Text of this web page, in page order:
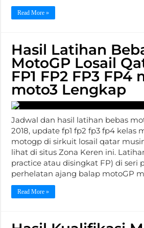
Read More »
Hasil Latihan
MotoGP Losail
FP1 FP2 FP3 FP4
moto3 Lengkap
Jadwal dan hasil latihan bebas
2018, update fp1 fp2 fp3 fp4 kelas
motogp di sirkuit losail qatar
lihat di situs Zona Keren ini.
practice atau disingkat FP) di seri
perhelatan ajang balap motoGP
Read More »